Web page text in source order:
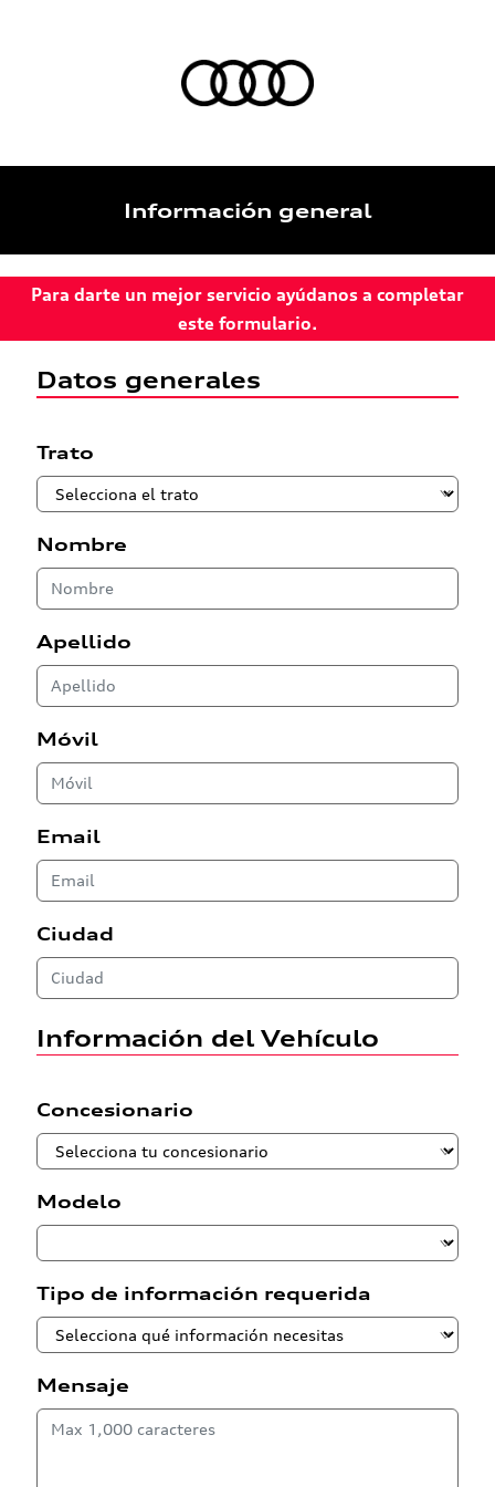
Información general
Para darte un mejor servicio ayúdanos a completar
este formulario.
Datos generales
Trato
Nombre
Apellido
Móvil
Email
Ciudad
Información del Vehículo
Concesionario
Modelo
Tipo de información requerida
Mensaje